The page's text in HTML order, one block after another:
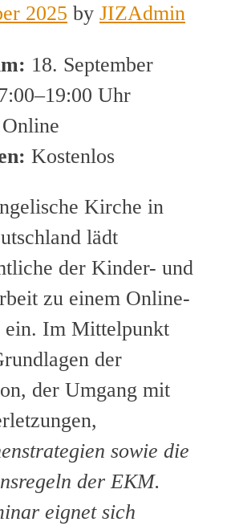
2025 by JIZAdmin
18. September
Uhr
Online
Kostenlos
Kirche in
lädt
der Kinder- und
zu einem Online-
ein. Im Mittelpunkt
der
der Umgang mit
sowie die
der EKM.
eignet sich